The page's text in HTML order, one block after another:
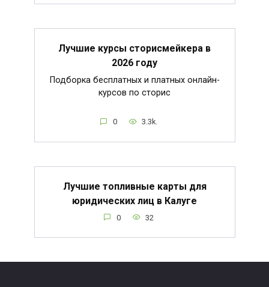
Лучшие курсы сторисмейкера в
2026 году
Подборка бесплатных и платных онлайн-
курсов по сторис
0 3.3k.
Лучшие топливные карты для
юридических лиц в Калуге
0 32